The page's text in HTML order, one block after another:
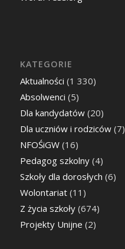
KATEGORIE
Aktualności (1 330)
Absolwenci (5)
Dla kandydatów(20)
Dla uczniów i rodziców(7)
NFOŚiGW(16)
Pedagog szkolny(4)
Szkoły dla dorosłych (6)
Wolontariat(11)
Z życia szkoły(674)
Projekty Unijne (2)